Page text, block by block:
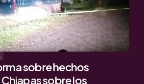
sobre hechos
sobre los